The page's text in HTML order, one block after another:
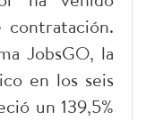
contratación.
JobsGO, la
en los seis
un 139,5%